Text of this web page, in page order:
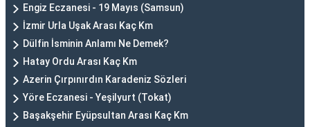
Engiz Eczanesi - 19 Mayıs (Samsun)
İzmir Urla Uşak Arası Kaç Km
Dülfin İsminin Anlamı Ne Demek?
Hatay Ordu Arası Kaç Km
Azerin Çırpınırdın Karadeniz Sözleri
Yöre Eczanesi - Yeşilyurt (Tokat)
Başakşehir Eyüpsultan Arası Kaç Km